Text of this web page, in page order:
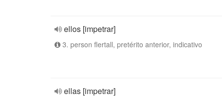
ellos [impetrar]
3. person flertall, pretérito anterior, indicativo
ellas [impetrar]